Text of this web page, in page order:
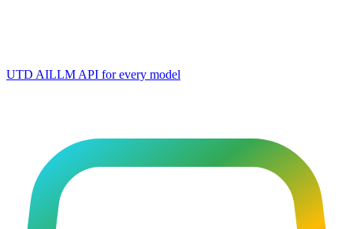
UTD AILLM API for every model